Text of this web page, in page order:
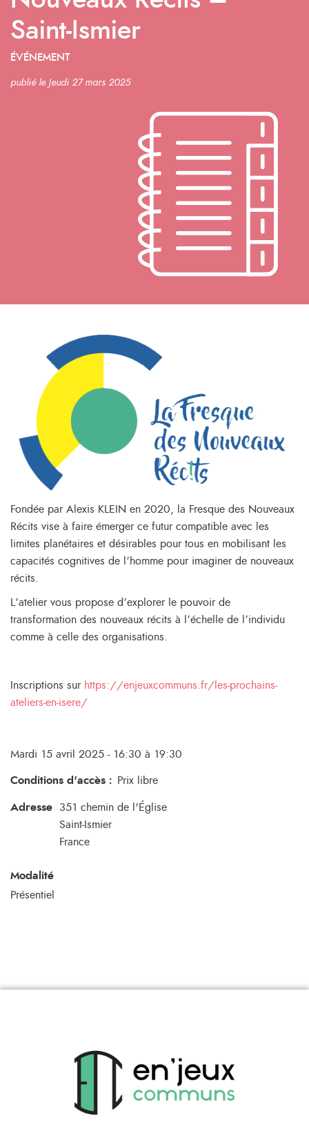
Saint-Ismier
ÉVÉNEMENT
publié le Jeudi 27 mars 2025
Fondée par Alexis KLEIN en 2020, la Fresque des Nouveaux
Récits vise à faire émerger ce futur compatible avec les
limites planétaires et désirables pour tous en mobilisant les
capacités cognitives de l’homme pour imaginer de nouveaux
récits.
L’atelier vous propose d’explorer le pouvoir de
transformation des nouveaux récits à l’échelle de l’individu
comme à celle des organisations.
Inscriptions sur https://enjeuxcommuns.fr/les-prochains-
ateliers-en-isere/
Mardi 15 avril 2025 - 16:30 à 19:30
Conditions d'accès : Prix libre
Adresse
351 chemin de l'Église
Saint-Ismier
France
Modalité
Présentiel